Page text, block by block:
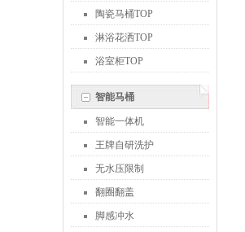
陶瓷马桶TOP
淋浴花洒TOP
浴室柜TOP
智能马桶
智能一体机
王牌自研洗护
无水压限制
翻圈翻盖
脚感冲水